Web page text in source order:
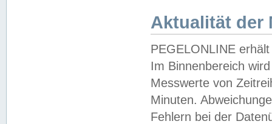
Aktualität der
PEGELONLINE
Im Binnenbereich
Messwerte von
Minuten.
Fehlern bei der